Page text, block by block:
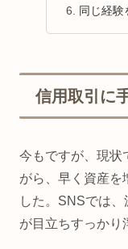
同じ経験
信用取引に
今もですが、現状
がら、早く資産を
した。SNSでは
が目立ちすっかり